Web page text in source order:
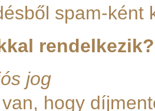
spam-ként
rendelkezik?
jog
hogy